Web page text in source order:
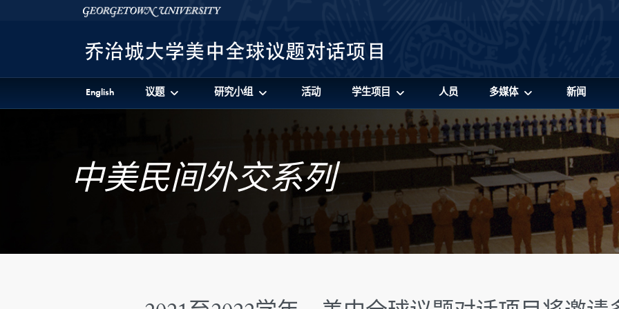
Skip to 美中全球议题对话项目 Full Site Menu
Skip to main contentGeorgetown University
English 议题 研究小组 活动 学生项目 人员 多媒体 新闻
中美民间外交系列